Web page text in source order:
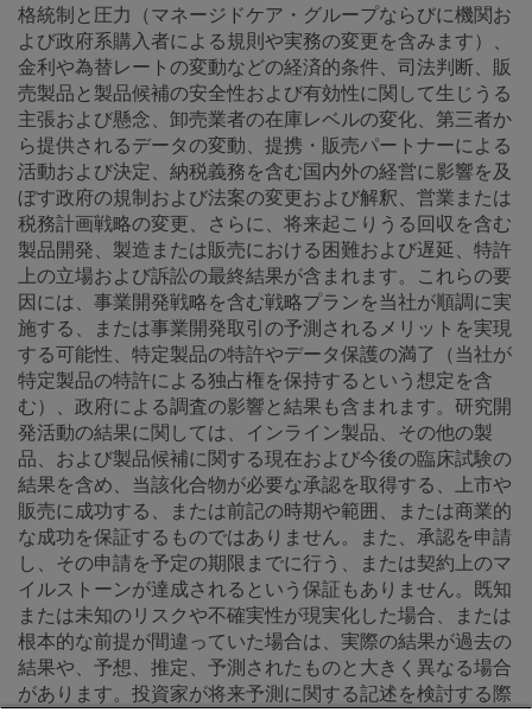
格統制と圧力（マネージドケア・グループならびに機関お
よび政府系購入者による規則や実務の変更を含みます）、
金利や為替レートの変動などの経済的条件、司法判断、販
売製品と製品候補の安全性および有効性に関して生じうる
主張および懸念、卸売業者の在庫レベルの変化、第三者か
ら提供されるデータの変動、提携・販売パートナーによる
活動および決定、納税義務を含む国内外の経営に影響を及
ぼす政府の規制および法案の変更および解釈、営業または
税務計画戦略の変更、さらに、将来起こりうる回収を含む
製品開発、製造または販売における困難および遅延、特許
上の立場および訴訟の最終結果が含まれます。これらの要
因には、事業開発戦略を含む戦略プランを当社が順調に実
施する、または事業開発取引の予測されるメリットを実現
する可能性、特定製品の特許やデータ保護の満了（当社が
特定製品の特許による独占権を保持するという想定を含
む）、政府による調査の影響と結果も含まれます。研究開
発活動の結果に関しては、インライン製品、その他の製
品、および製品候補に関する現在および今後の臨床試験の
結果を含め、当該化合物が必要な承認を取得する、上市や
販売に成功する、または前記の時期や範囲、または商業的
な成功を保証するものではありません。また、承認を申請
し、その申請を予定の期限までに行う、または契約上のマ
イルストーンが達成されるという保証もありません。既知
または未知のリスクや不確実性が現実化した場合、または
根本的な前提が間違っていた場合は、実際の結果が過去の
結果や、予想、推定、予測されたものと大きく異なる場合
があります。投資家が将来予測に関する記述を検討する際